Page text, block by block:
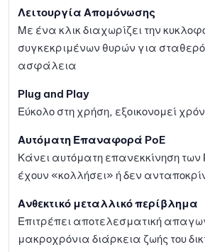
Λειτουργία Απομόνωσης
Με ένα κλικ διαχωρίζει την
συγκεκριμένων θυρών για
ασφάλεια
Plug and Play
Εύκολο στη χρήση, εξοικονομεί
Αυτόματη Επαναφορά PoE
Κάνει αυτόματη επανεκκίνηση των
έχουν «κολλήσει» ή δεν
Ανθεκτικό μεταλλικό περίβλημα
Επιτρέπει αποτελεσματική
μακροχρόνια διάρκεια ζωής του